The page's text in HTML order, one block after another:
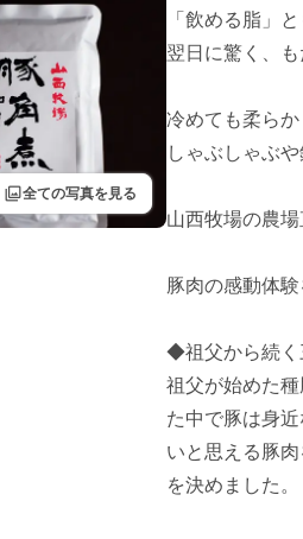
filter全ての写真を見る
「飲める脂」
翌日に驚く、も
冷めても柔らか
しゃぶしゃぶ
山西牧場の農場
豚肉の感動体験
◆祖父から続く
祖父が始めた
た中で豚は身
いと思える豚
を決めました。